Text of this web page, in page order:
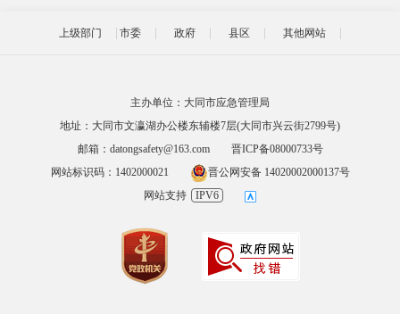
上级部门 市委 政府 县区 其他网站
主办单位：大同市应急管理局
地址：大同市文瀛湖办公楼东辅楼7层(大同市兴云街2799号)
邮箱：datongsafety@163.com
晋ICP备08000733号
网站标识码：1402000021
晋公网安备 14020002000137号
网站支持
IPV6